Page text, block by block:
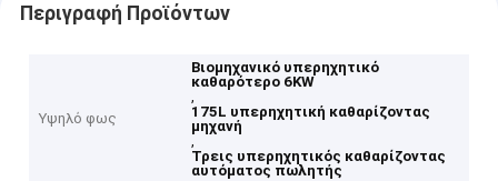
Περιγραφή Προϊόντων
Υψηλό φως
Βιομηχανικό υπερηχητικό
καθαρότερο 6KW
,
175L υπερηχητική καθαρίζοντας
μηχανή
,
Τρεις υπερηχητικός καθαρίζοντας
αυτόματος πωλητής